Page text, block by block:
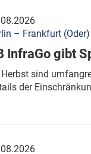
– Frankfurt (Oder)
InfraGo gibt
sind
der